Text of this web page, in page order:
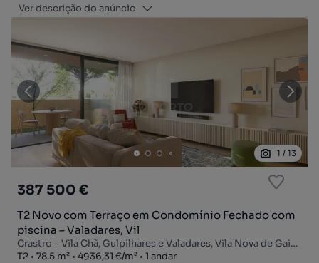
Ver descrição do anúncio
1 / 13
387 500 €
T2 Novo com Terraço em Condomínio Fechado com
piscina – Valadares, Vil
Crastro - Vila Chã, Gulpilhares e Valadares, Vila Nova de Gaia, Porto
Tipologia
T2
Zona78.5 m²
Preço por metro quadrado
4936,31 €/m²
Andar
1 andar